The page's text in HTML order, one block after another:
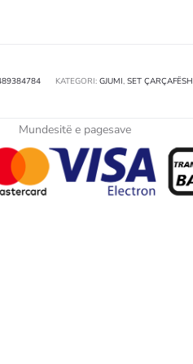
KATEGORI: GJUMI, SET ÇARÇAFËSH
Mundesitë e pagesave